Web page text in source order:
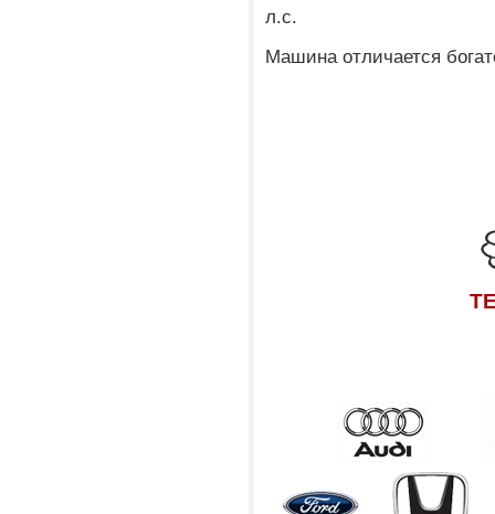
л.с.
Машина отличается